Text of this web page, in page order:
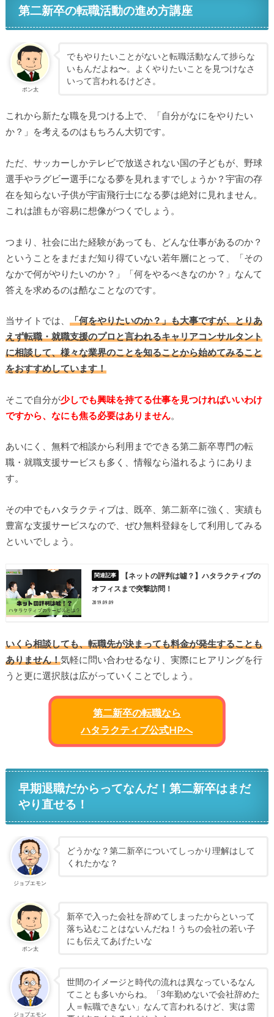
第二新卒の転職活動の進め方講座
ポン太
でもやりたいことがないと転職活動なんて捗らな
いもんだよね〜。よくやりたいことを見つけなさ
いって言われるけどさ。
これから新たな職を見つける上で、「自分がなにをやりたい
か？」を考えるのはもちろん大切です。
ただ、サッカーしかテレビで放送されない国の子どもが、野球
選手やラグビー選手になる夢を見れますでしょうか？宇宙の存
在を知らない子供が宇宙飛行士になる夢は絶対に見れません。
これは誰もが容易に想像がつくでしょう。
つまり、社会に出た経験があっても、どんな仕事があるのか？
ということをまだまだ知り得ていない若年層にとって、「その
なかで何がやりたいのか？」「何をやるべきなのか？」なんて
答えを求めるのは酷なことなのです。
当サイトでは、 「何をやりたいのか？」も大事ですが、とりあ
えず転職・就職支援のプロと言われるキャリアコンサルタント
に相談して、様々な業界のことを知ることから始めてみること
をおすすめしています！
そこで自分が少しでも興味を持てる仕事を見つければいいわけ
ですから、なにも焦る必要はありません。
あいにく、無料で相談から利用までできる第二新卒専門の転
職・就職支援サービスも多く、情報なら溢れるようにありま
す。
その中でもハタラクティブは、既卒、第二新卒に強く、実績も
豊富な支援サービスなので、ぜひ無料登録をして利用してみる
といいでしょう。
【ネットの評判は噓？】ハタラクティブの
オフィスまで突撃訪問！
2019.09.09
いくら相談しても、転職先が決まっても料金が発生することも
ありません！気軽に問い合わせるなり、実際にヒアリングを行
うと更に選択肢は広がっていくことでしょう。
第二新卒の転職なら
ハタラクティブ公式HPへ
早期退職だからってなんだ！第二新卒はまだ
やり直せる！
ジョブエモン
どうかな？第二新卒についてしっかり理解はして
くれたかな？
ポン太
新卒で入った会社を辞めてしまったからといって
落ち込むことはないんだね！うちの会社の若い子
にも伝えてあげたいな
ジョブエモン
世間のイメージと時代の流れは異なっているなん
てことも多いからね。「3年勤めないで会社辞めた
人＝転職できない」なんて言われるけど、実は需